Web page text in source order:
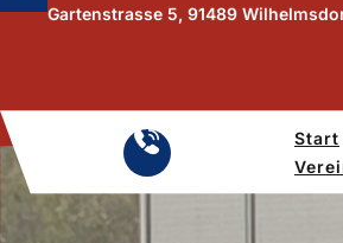
Gartenstrasse 5, 91489
Start